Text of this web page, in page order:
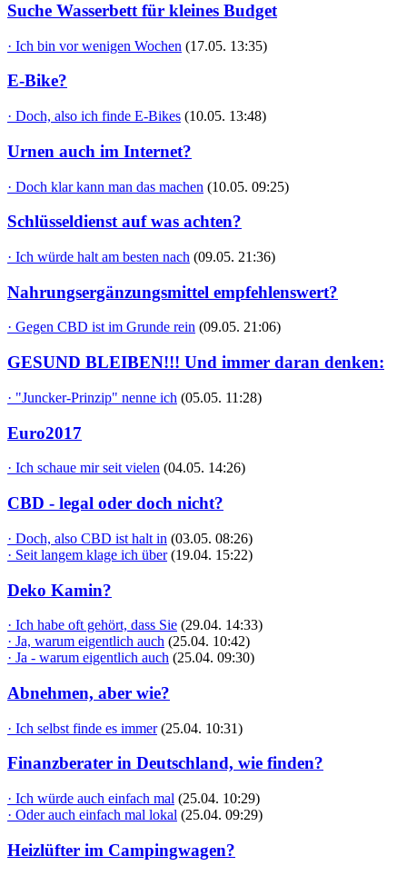
Suche Wasserbett für kleines Budget
· Ich bin vor wenigen Wochen (17.05. 13:35)
E-Bike?
· Doch, also ich finde E-Bikes (10.05. 13:48)
Urnen auch im Internet?
· Doch klar kann man das machen (10.05. 09:25)
Schlüsseldienst auf was achten?
· Ich würde halt am besten nach (09.05. 21:36)
Nahrungsergänzungsmittel empfehlenswert?
· Gegen CBD ist im Grunde rein (09.05. 21:06)
GESUND BLEIBEN!!! Und immer daran denken:
· "Juncker-Prinzip" nenne ich (05.05. 11:28)
Euro2017
· Ich schaue mir seit vielen (04.05. 14:26)
CBD - legal oder doch nicht?
· Doch, also CBD ist halt in (03.05. 08:26)
· Seit langem klage ich über (19.04. 15:22)
Deko Kamin?
· Ich habe oft gehört, dass Sie (29.04. 14:33)
· Ja, warum eigentlich auch (25.04. 10:42)
· Ja - warum eigentlich auch (25.04. 09:30)
Abnehmen, aber wie?
· Ich selbst finde es immer (25.04. 10:31)
Finanzberater in Deutschland, wie finden?
· Ich würde auch einfach mal (25.04. 10:29)
· Oder auch einfach mal lokal (25.04. 09:29)
Heizlüfter im Campingwagen?